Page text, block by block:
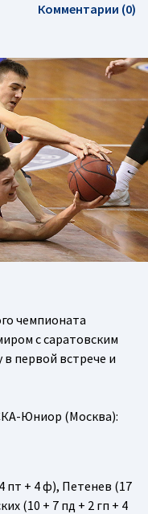
Комментарии (0)
чемпионата
с саратовским
первой встрече и
Юниор (Москва):
пт + 4 ф), Петенев (17
(10 + 7 пд + 2 гп + 4